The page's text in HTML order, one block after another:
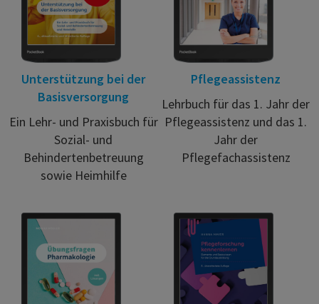
Unterstützung bei der
Basisversorgung
Ein Lehr- und Praxisbuch für
Sozial- und
Behindertenbetreuung
sowie Heimhilfe
Pflegeassistenz
Lehrbuch für das 1. Jahr der
Pflegeassistenz und das 1.
Jahr der
Pflegefachassistenz